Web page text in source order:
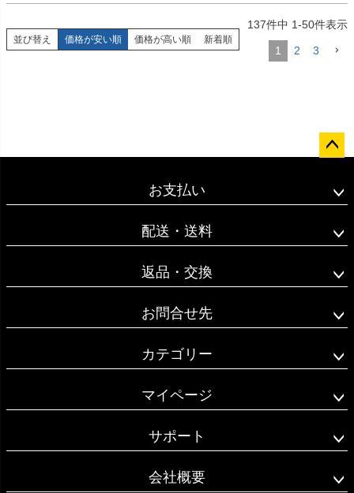
並び替え 価格が安い順 価格が高い順 新着順
137件中 1-50件表示
1 2 3
ップ
お支払い
配送・送料
返品・交換
お問合せ先
カテゴリー
マイページ
サポート
会社概要